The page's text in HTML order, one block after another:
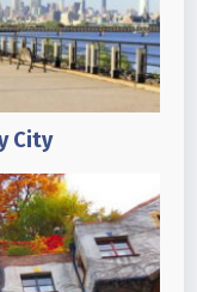
City